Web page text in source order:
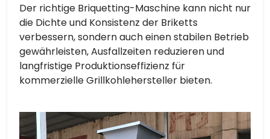
Der richtige Briquetting-Maschine kann nicht nur
die Dichte und Konsistenz der Briketts
verbessern, sondern auch einen stabilen Betrieb
gewährleisten, Ausfallzeiten reduzieren und
langfristige Produktionseffizienz für
kommerzielle Grillkohlehersteller bieten.